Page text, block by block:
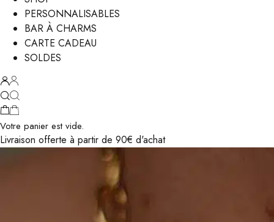
PERSONNALISABLES
BAR À CHARMS
CARTE CADEAU
SOLDES
Votre panier est vide.
Livraison offerte à partir de 90€ d'achat